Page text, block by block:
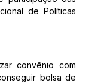
de Políticas
convênio com
bolsa de